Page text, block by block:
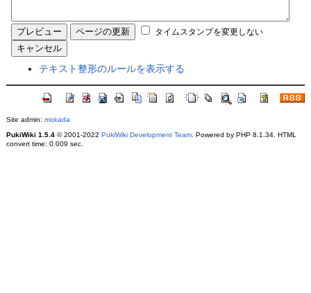
タイムスタンプを変更しない
テキスト整形のルールを表示する
Site admin: mokada
PukiWiki 1.5.4© 2001-2022 PukiWiki Development Team. Powered by PHP 8.1.34. HTML
convert time: 0.009 sec.